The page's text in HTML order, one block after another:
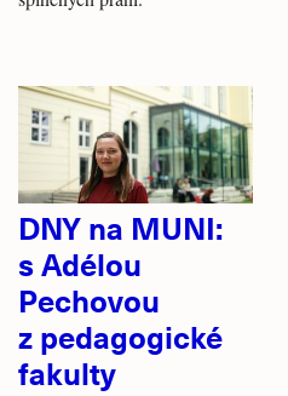
DNY na MUNI:
s Adélou
Pechovou
z pedagogické
fakulty